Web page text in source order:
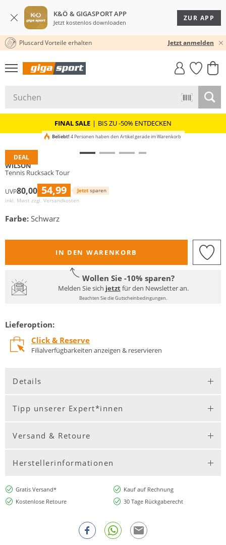
K&Ö & GIGASPORT APP
Jetzt kostenlos downloaden
ZUR APP
30 TAGE RÜCKGABERECHT
Pluscard Vorteile erhalten Jetzt anmelden
GIGASTYLE
FAHRRAD­
MUST-HAVE
FINAL SALE | BIS ZU -50% ENTDECKEN
DEAL
Beliebt! 4 Personen haben den Artikel gerade im Warenkorb
WILSON
Tennis Rucksack Tour
UVP80,00 54,99 Jetzt sparen
inkl. Mwst zzgl. Versandkosten
Farbe: Schwarz
IN DEN WARENKORB
Wollen Sie -10% sparen?
Melden Sie sich jetztfür den Newsletter an.
Beachten Sie die Gutscheinbedingungen.
Lieferoption:
Click & Reserve
Filialverfügbarkeiten anzeigen & reservieren
Details
Tipp unserer Expert*innen
Versand & Retoure
Herstellerinformationen
Gratis Versand*
Kauf auf Rechnung
Kostenlose Retoure
30 Tage Rückgaberecht